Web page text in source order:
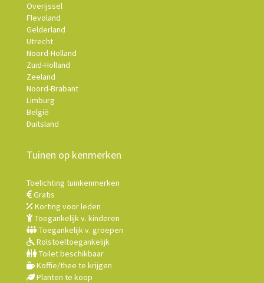
Overijssel
Flevoland
Gelderland
Utrecht
Noord-Holland
Zuid-Holland
Zeeland
Noord-Brabant
Limburg
België
Duitsland
Tuinen op kenmerken
Toelichting tuinkenmerken
Gratis
Korting voor leden
Toegankelijk v. kinderen
Toegankelijk v. groepen
Rolstoeltoegankelijk
Toilet beschikbaar
Koffie/thee te krijgen
Planten te koop